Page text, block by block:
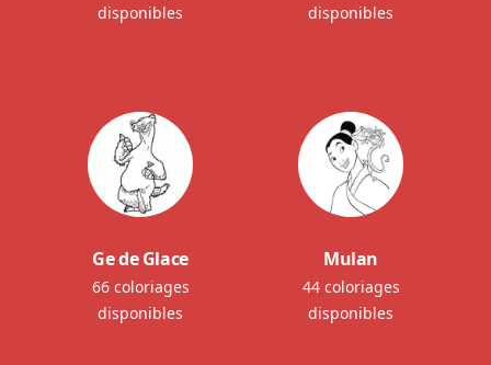
disponibles
disponibles
Ge de Glace
66 coloriages
disponibles
Mulan
44 coloriages
disponibles